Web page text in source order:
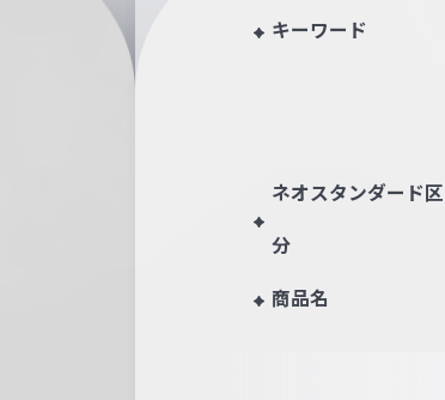
キーワード
ネオスタンダード区
分
商品名